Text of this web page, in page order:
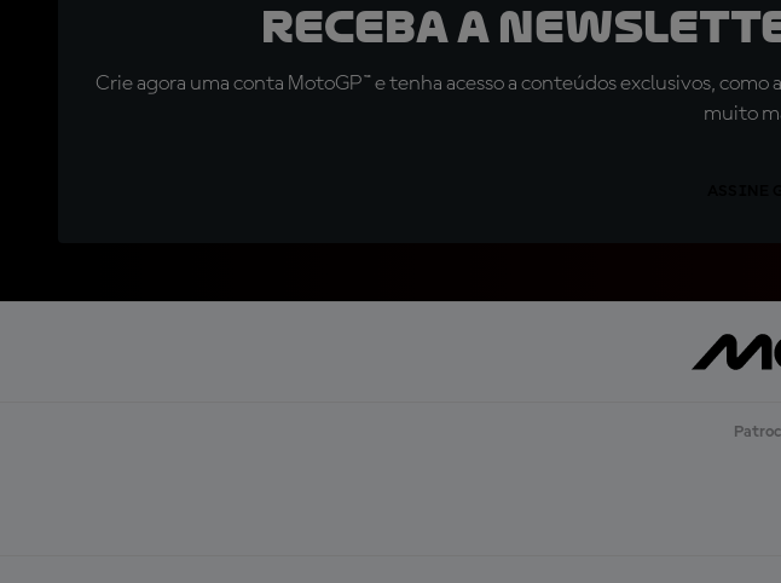
Receba a
Crie agora uma conta MotoGP™ e tenha acesso a conteúdos exclusivos,
muito